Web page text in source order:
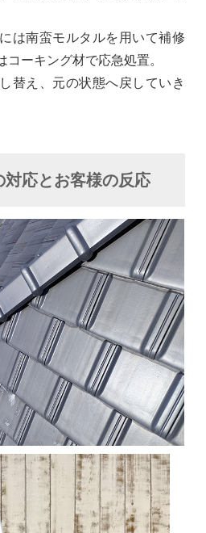
は南蛮モルタルを用いて補修
コーキング材で応急処置。
替え、元の状態へ戻していき
応とお客様の反応